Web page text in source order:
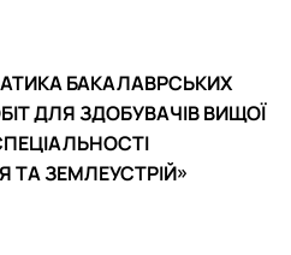
БАКАЛАВРСЬКИХ
ДЛЯ ЗДОБУВАЧІВ ВИЩОЇ
ТА ЗЕМЛЕУСТРІЙ»